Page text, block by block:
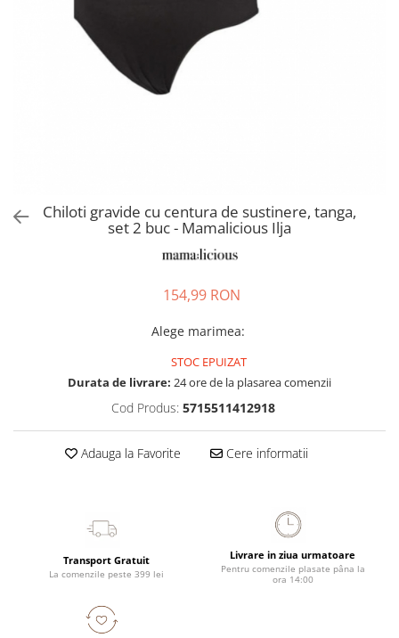
Sutiene / Bustiere / Maiouri
Chiloti gravide cu centura de sustinere, tanga,
set 2 buc - Mamalicious Ilja
154,99 RON
Alege marimea:
STOC EPUIZAT
Durata de livrare: 24 ore de la plasarea comenzii
Cod Produs: 5715511412918
Adauga la Favorite Cere informatii
Transport Gratuit
La comenzile peste 399 lei
Livrare in ziua urmatoare
Pentru comenzile plasate pâna la
ora 14:00